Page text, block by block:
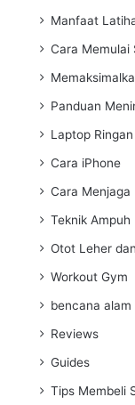
Manfaat
Cara Memulai
Panduan
Laptop
Cara iPhone
Cara Menjaga
Teknik Ampuh
Otot Leher
Workout Gym
bencana alam
Reviews
Guides
Tips Membeli